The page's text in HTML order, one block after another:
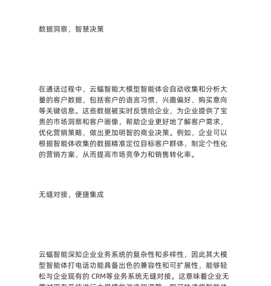
数据洞察，智慧决策
在通话过程中，云蝠智能大模型智能体会自动收集和分析大
量的客户数据，包括客户的语言习惯、兴趣偏好、购买意向
等关键信息。这些数据被实时反馈给企业，为企业提供了宝
贵的市场洞察和客户画像，帮助企业更好地了解客户需求，
优化营销策略，做出更加明智的商业决策。例如，企业可以
根据智能体收集的数据精准定位目标客户群体，制定个性化
的营销方案，从而提高市场竞争力和销售转化率。
无缝对接，便捷集成
云蝠智能深知企业业务系统的复杂性和多样性，因此其大模
型智能体打电话功能具备出色的兼容性和可扩展性，能够轻
松与企业现有的 CRM等业务系统无缝对接。这意味着企业无